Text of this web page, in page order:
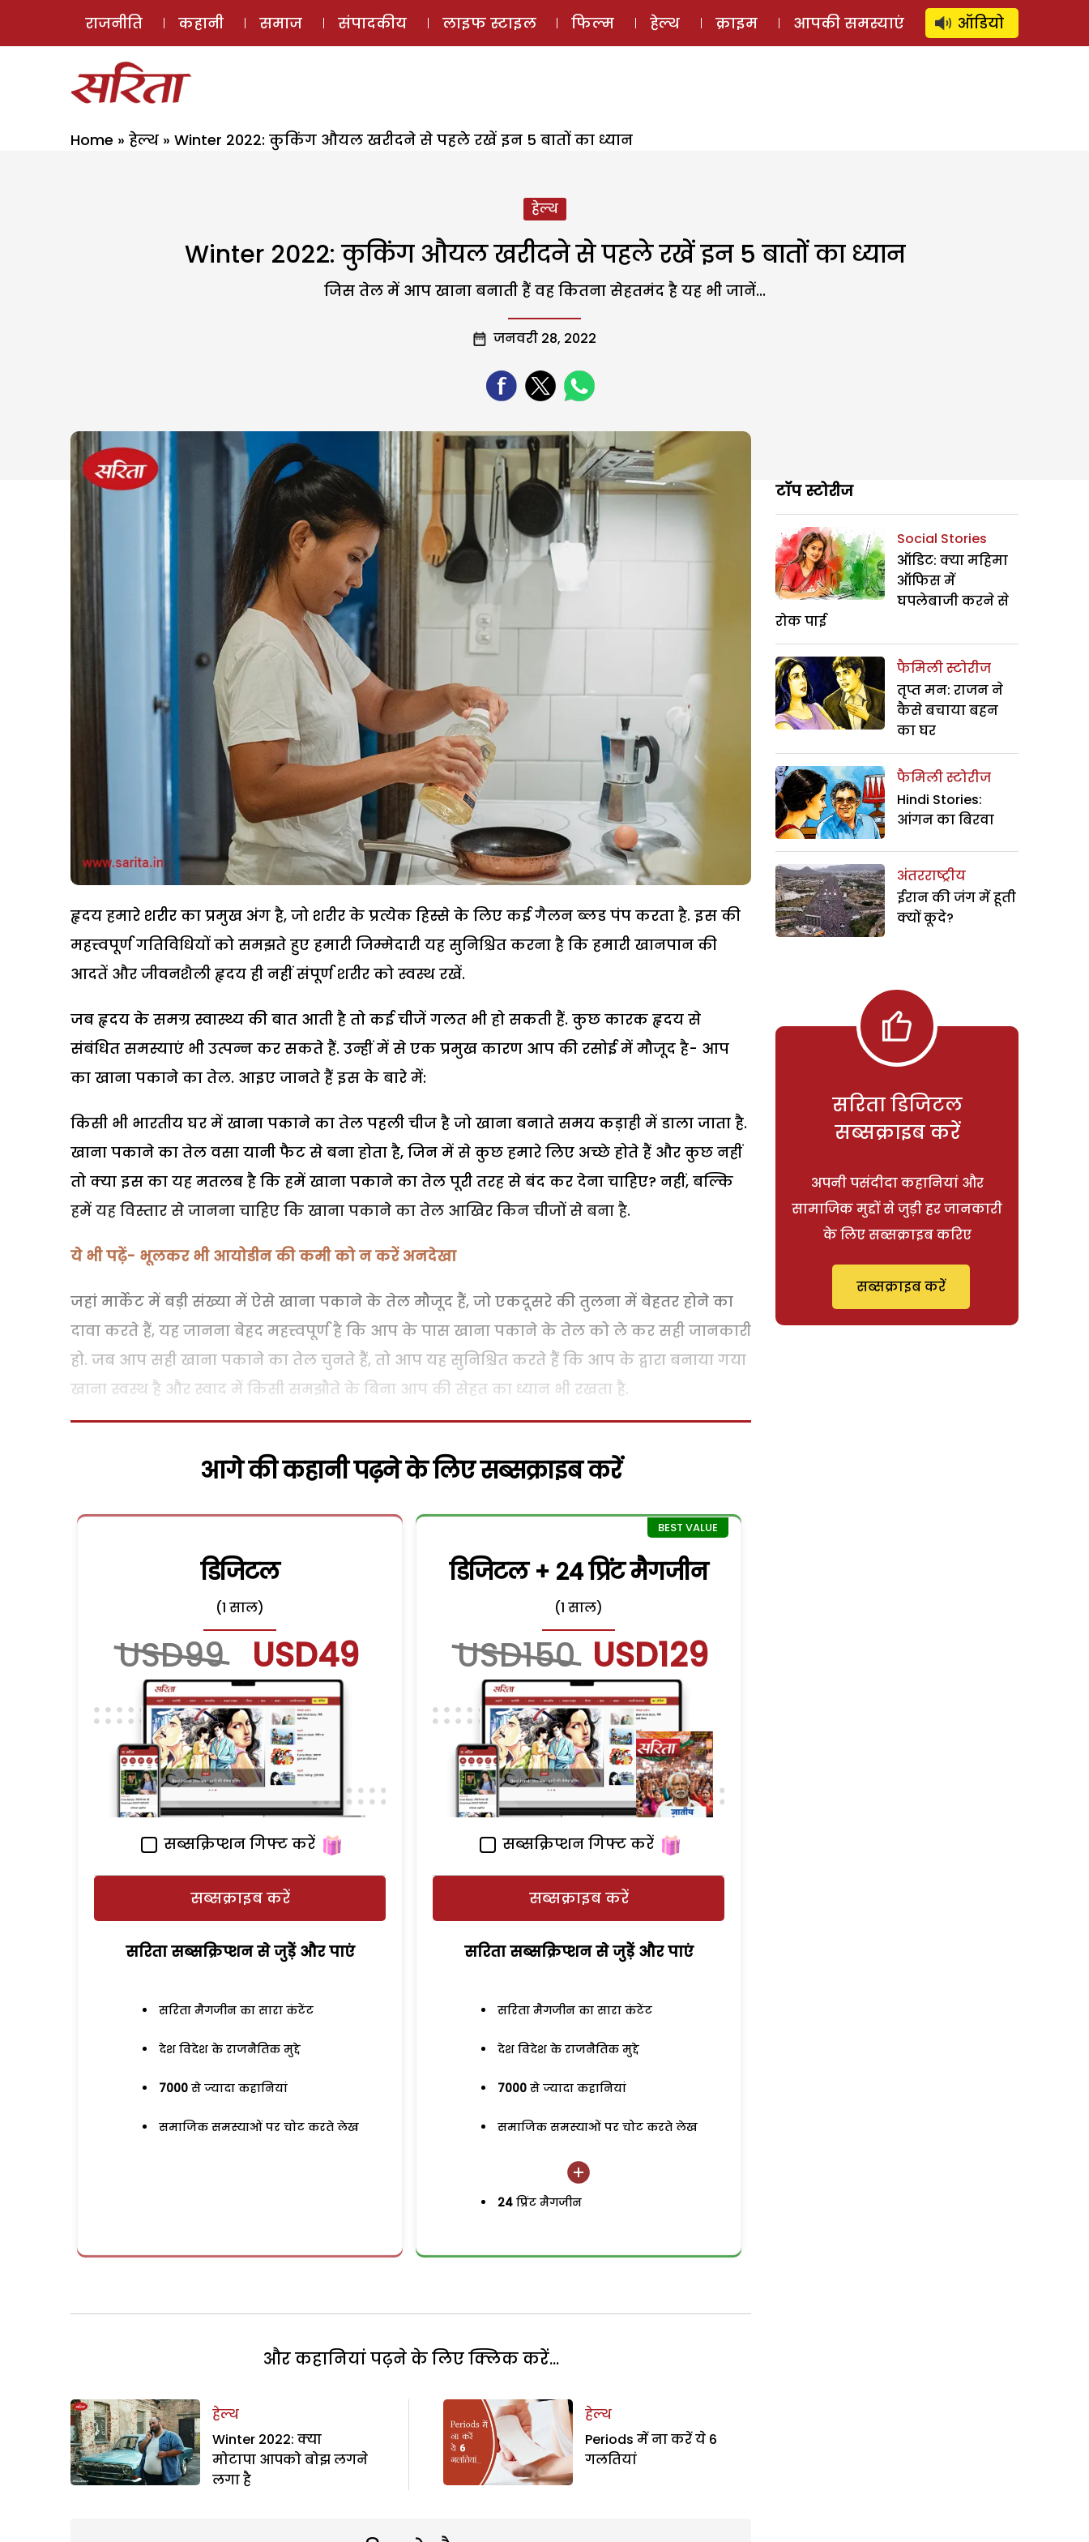
ई-मैगज़ीन ऑडियो स्टोरी लॉग इन ⚲ SUBSCRIBE
राजनीति कहानी समाज संपादकीय लाइफ स्टाइल फिल्म हेल्थ क्राइम आपकी समस्याएं ऑडियो
Home » हेल्थ » Winter 2022: कुकिंग औयल खरीदने से पहले रखें इन 5 बातों का ध्यान
हेल्थ
Winter 2022: कुकिंग औयल खरीदने से पहले रखें इन 5 बातों का ध्यान
जिस तेल में आप खाना बनाती हैं वह कितना सेहतमंद है यह भी जानें...
जनवरी 28, 2022
हृदय हमारे शरीर का प्रमुख अंग है, जो शरीर के प्रत्येक हिस्से के लिए कई गैलन ब्लड पंप करता है. इस की
महत्त्वपूर्ण गतिविधियों को समझते हुए हमारी जिम्मेदारी यह सुनिश्चित करना है कि हमारी खानपान की
आदतें और जीवनशैली हृदय ही नहीं संपूर्ण शरीर को स्वस्थ रखें.
जब हृदय के समग्र स्वास्थ्य की बात आती है तो कई चीजें गलत भी हो सकती हैं. कुछ कारक हृदय से
संबंधित समस्याएं भी उत्पन्न कर सकते हैं. उन्हीं में से एक प्रमुख कारण आप की रसोई में मौजूद है- आप
का खाना पकाने का तेल. आइए जानते हैं इस के बारे में:
किसी भी भारतीय घर में खाना पकाने का तेल पहली चीज है जो खाना बनाते समय कड़ाही में डाला जाता है.
खाना पकाने का तेल वसा यानी फैट से बना होता है, जिन में से कुछ हमारे लिए अच्छे होते हैं और कुछ नहीं
तो क्या इस का यह मतलब है कि हमें खाना पकाने का तेल पूरी तरह से बंद कर देना चाहिए? नहीं, बल्कि
हमें यह विस्तार से जानना चाहिए कि खाना पकाने का तेल आखिर किन चीजों से बना है.
ये भी पढ़ें- भूलकर भी आयोडीन की कमी को न करें अनदेखा
जहां मार्केट में बड़ी संख्या में ऐसे खाना पकाने के तेल मौजूद हैं, जो एकदूसरे की तुलना में बेहतर होने का
दावा करते हैं, यह जानना बेहद महत्त्वपूर्ण है कि आप के पास खाना पकाने के तेल को ले कर सही जानकारी
हो. जब आप सही खाना पकाने का तेल चुनते हैं, तो आप यह सुनिश्चित करते हैं कि आप के द्वारा बनाया गया
खाना स्वस्थ है और स्वाद में किसी समझौते के बिना आप की सेहत का ध्यान भी रखता है.
आगे की कहानी पढ़ने के लिए सब्सक्राइब करें
डिजिटल
(1 साल)
USD99 USD49
सब्सक्रिप्शन गिफ्ट करें
सब्सक्राइब करें
सरिता सब्सक्रिप्शन से जुड़ेें और पाएं
सरिता मैगजीन का सारा कंटेंट
देश विदेश के राजनैतिक मुद्दे
7000 से ज्यादा कहानियां
समाजिक समस्याओं पर चोट करते लेख
डिजिटल + 24 प्रिंट मैगजीन
(1 साल)
USD150 USD129
सब्सक्रिप्शन गिफ्ट करें
सब्सक्राइब करें
सरिता सब्सक्रिप्शन से जुड़ेें और पाएं
सरिता मैगजीन का सारा कंटेंट
देश विदेश के राजनैतिक मुद्दे
7000 से ज्यादा कहानियां
समाजिक समस्याओं पर चोट करते लेख
24 प्रिंट मैगजीन
और कहानियां पढ़ने के लिए क्लिक करें...
हेल्थ
Winter 2022: क्या
मोटापा आपको बोझ लगने
लगा है
हेल्थ
Periods में ना करें ये 6
गलतियां
टॉप स्टोरीज
Social Stories
ऑडिट: क्या महिमा
ऑफिस में
घपलेबाजी करने से
रोक पाई
फैमिली स्टोरीज
तृप्त मन: राजन ने
कैसे बचाया बहन
का घर
फैमिली स्टोरीज
Hindi Stories:
आंगन का बिरवा
अंतरराष्ट्रीय
ईरान की जंग में हूती
क्यों कूदे?
सरिता डिजिटल
सब्सक्राइब करें
अपनी पसंदीदा कहानियां और
सामाजिक मुद्दों से जुड़ी हर जानकारी
के लिए सब्सक्राइब करिए
सब्सक्राइब करें